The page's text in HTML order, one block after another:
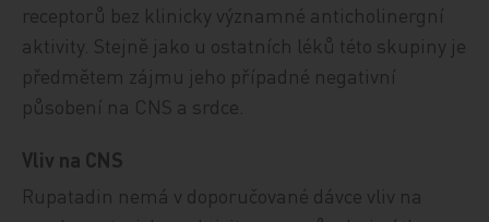
receptorů bez klinicky významné anticholinergní
aktivity. Stejně jako u ostatních léků této skupiny je
předmětem zájmu jeho případné negativní
působení na CNS a srdce.
Vliv na CNS
Rupatadin nemá v doporučované dávce vliv na